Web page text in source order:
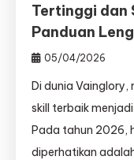
Tertinggi dan
Panduan
05/04/2026
Di dunia
skill terbaik
Pada tahun 2026,
diperhatikan